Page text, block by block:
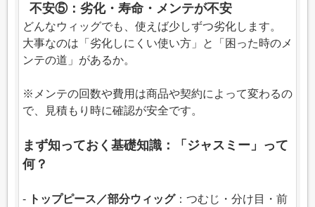
不安⑤：劣化・寿命・メンテが不安
どんなウィッグでも、使えば少しずつ劣化します。
大事なのは「劣化しにくい使い方」と「困った時のメ
ンテの道」があるか。
※メンテの回数や費用は商品や契約によって変わるの
で、見積もり時に確認が安全です。
まず知っておく基礎知識：「ジャスミー」って
何？
- トップピース／部分ウィッグ：つむじ・分け目・前